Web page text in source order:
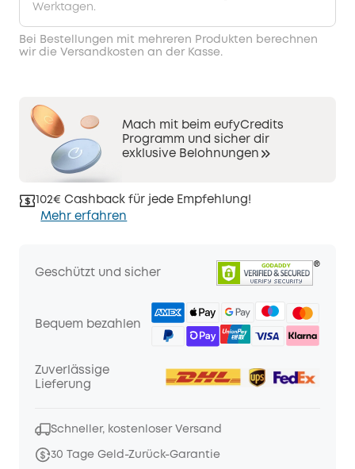
Werktagen.
Bei Bestellungen mit mehreren Produkten berechnen
wir die Versandkosten an der Kasse.
Mach mit beim eufyCredits
Programm und sicher dir
exklusive Belohnungen
102€ Cashback für jede Empfehlung!
Mehr erfahren
Geschützt und sicher
Bequem bezahlen
Zuverlässige
Lieferung
Schneller, kostenloser Versand
30 Tage Geld-Zurück-Garantie